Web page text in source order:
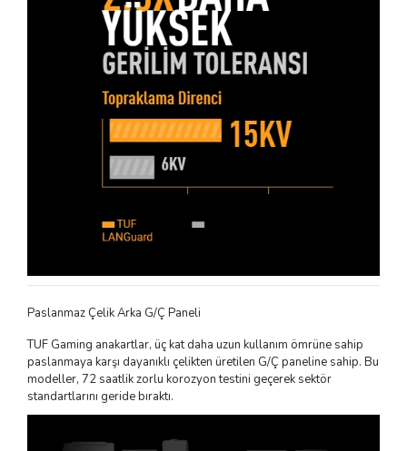
Paslanmaz Çelik Arka G/Ç Paneli
TUF Gaming anakartlar, üç kat daha uzun kullanım ömrüne sahip
paslanmaya karşı dayanıklı çelikten üretilen G/Ç paneline sahip. Bu
modeller, 72 saatlik zorlu korozyon testini geçerek sektör
standartlarını geride bıraktı.